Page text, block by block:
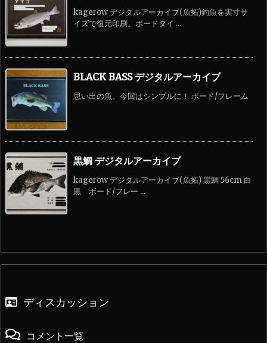
kagerow デジタルアーカイブ(魚拓)釣魚を実寸サ
イズで復元印刷。ボードタイ ...
BLACK BASS デジタルアーカイブ
思い出の魚。今回はシンプルに！ ボード/フレーム
黒鯛 デジタルアーカイブ
kagerow デジタルアーカイブ(魚拓) 黒鯛 56cm 白
黒 ボード/フレー ...
ディスカッション
コメント一覧